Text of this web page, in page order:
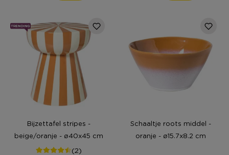
Bijzettafel stripes -
beige/oranje - ø40x45 cm
(2)
Schaaltje roots middel -
oranje - ø15.7x8.2 cm